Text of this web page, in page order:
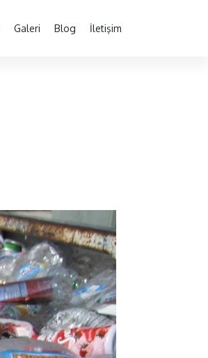
Galeri Blog İletişim